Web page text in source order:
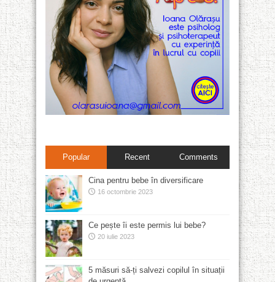
Popular Recent Comments
Cina pentru bebe în diversificare
16 octombrie 2023
Ce pește îi este permis lui bebe?
20 iulie 2023
5 măsuri să-ți salvezi copilul în situații